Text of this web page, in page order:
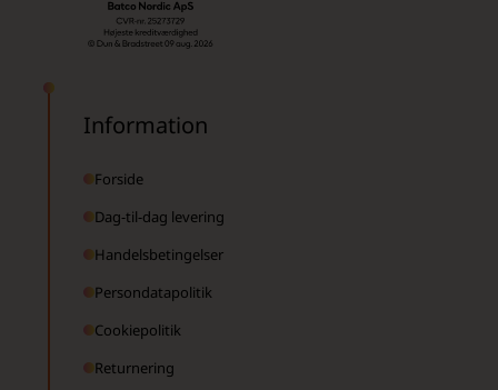
Information
Forside
Dag-til-dag levering
Handelsbetingelser
Persondatapolitik
Cookiepolitik
Returnering